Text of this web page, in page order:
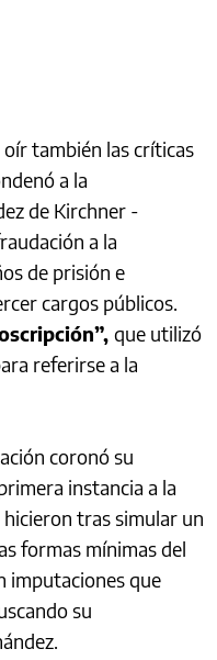
también las críticas
a la
de Kirchner -
a la
de prisión e
cargos públicos.
que utilizó
referirse a la
coronó su
instancia a la
tras simular un
formas mínimas del
imputaciones que
su